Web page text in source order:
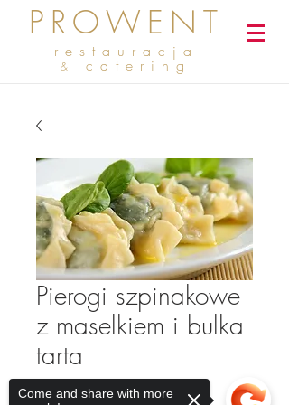
PROWENT
restauracja
& catering
Pierogi szpinakowe
z maselkiem i bulka
tarta
7,00 zł Cena
Come and share with more